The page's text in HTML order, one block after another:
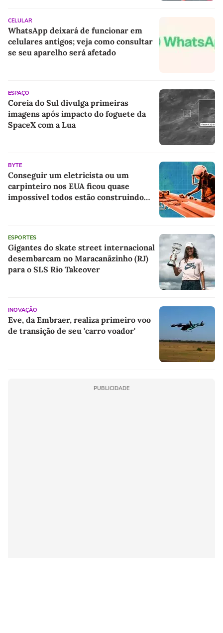
CELULAR
WhatsApp deixará de funcionar em
celulares antigos; veja como consultar
se seu aparelho será afetado
ESPAÇO
Coreia do Sul divulga primeiras
imagens após impacto do foguete da
SpaceX com a Lua
BYTE
Conseguir um eletricista ou um
carpinteiro nos EUA ficou quase
impossível todos estão construindo
ESPORTES
Gigantes do skate street internacional
desembarcam no Maracanãzinho (RJ)
para o SLS Rio Takeover
INOVAÇÃO
Eve, da Embraer, realiza primeiro voo
de transição de seu 'carro voador'
PUBLICIDADE